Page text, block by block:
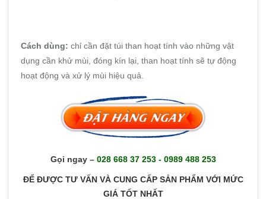
Cách dùng: chỉ cần đặt túi than hoạt tính vào những vật
dụng cần khử mùi, đóng kín lại, than hoạt tính sẽ tự động
hoạt động và xử lý mùi hiệu quả.
Gọi ngay – 028 668 37 253 - 0989 488 253
ĐỂ ĐƯỢC TƯ VẤN VÀ CUNG CẤP SẢN PHẨM VỚI MỨC
GIÁ TỐT NHẤT